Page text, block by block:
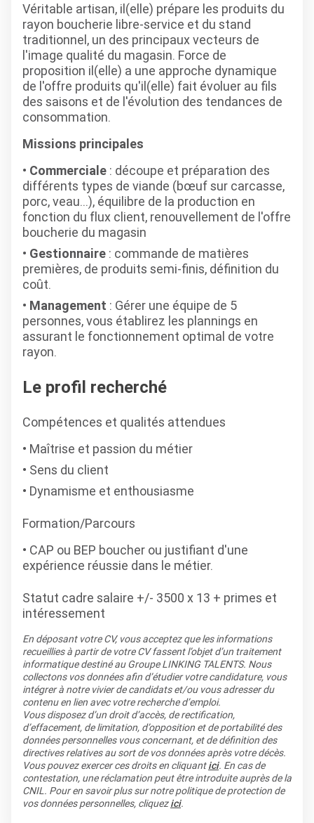
Véritable artisan, il(elle) prépare les produits du
rayon boucherie libre-service et du stand
traditionnel, un des principaux vecteurs de
l'image qualité du magasin. Force de
proposition il(elle) a une approche dynamique
de l'offre produits qu'il(elle) fait évoluer au fils
des saisons et de l'évolution des tendances de
consommation.
Missions principales
Commerciale : découpe et préparation des
différents types de viande (bœuf sur carcasse,
porc, veau...), équilibre de la production en
fonction du flux client, renouvellement de l'offre
boucherie du magasin
Gestionnaire : commande de matières
premières, de produits semi-finis, définition du
coût.
Management : Gérer une équipe de 5
personnes, vous établirez les plannings en
assurant le fonctionnement optimal de votre
rayon.
Le profil recherché
Compétences et qualités attendues
Maîtrise et passion du métier
Sens du client
Dynamisme et enthousiasme
Formation/Parcours
CAP ou BEP boucher ou justifiant d'une
expérience réussie dans le métier.
Statut cadre salaire +/- 3500 x 13 + primes et
intéressement
En déposant votre CV, vous acceptez que les informations
recueillies à partir de votre CV fassent l’objet d’un traitement
informatique destiné au Groupe LINKING TALENTS. Nous
collectons vos données afin d’étudier votre candidature, vous
intégrer à notre vivier de candidats et/ou vous adresser du
contenu en lien avec votre recherche d’emploi.
Vous disposez d’un droit d’accès, de rectification,
d’effacement, de limitation, d’opposition et de portabilité des
données personnelles vous concernant, et de définition des
directives relatives au sort de vos données après votre décès.
Vous pouvez exercer ces droits en cliquantici. En cas de
contestation, une réclamation peut être introduite auprès de la
CNIL. Pour en savoir plus sur notre politique de protection de
vos données personnelles, cliquezici.